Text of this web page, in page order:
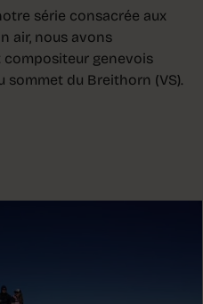
série consacrée aux
air, nous avons
compositeur genevois
sommet du Breithorn (VS).